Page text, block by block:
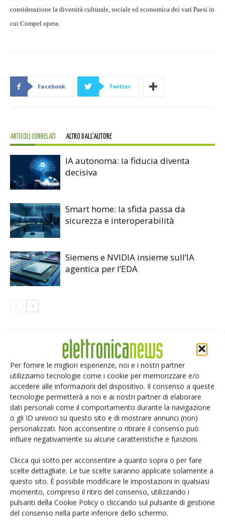
Per fornire le migliori esperienze, noi e i nostri partner
utilizziamo tecnologie come i cookie per memorizzare e/o
accedere alle informazioni del dispositivo. Il consenso a queste
tecnologie permetterà a noi e ai nostri partner di elaborare
dati personali come il comportamento durante la navigazione
o gli ID univoci su questo sito e di mostrare annunci (non)
personalizzati. Non acconsentire o ritirare il consenso può
influire negativamente su alcune caratteristiche e funzioni.
Clicca qui sotto per acconsentire a quanto sopra o per fare
scelte dettagliate. Le tue scelte saranno applicate solamente a
questo sito. È possibile modificare le impostazioni in qualsiasi
momento, compreso il ritiro del consenso, utilizzando i
pulsanti della Cookie Policy o cliccando sul pulsante di gestione
del consenso nella parte inferiore dello schermo.
considerazione la diversità culturale, sociale ed economica dei vari Paesi in
cui Compel opera.
Facebook Twitter
ARTICOLI CORRELATI ALTRO DALL'AUTORE
IA autonoma: la fiducia diventa
decisiva
Smart home: la sfida passa da
sicurezza e interoperabilità
Siemens e NVIDIA insieme sull’IA
agentica per l’EDA
LASCIA UN COMMENTO